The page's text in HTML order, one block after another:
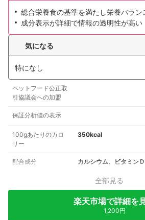
総合栄養食の基準を満たし栄養バラン
成分表示が詳細で情報の透明性が高い
気になる
特になし
ペットフード公正取
引協議会への加盟
保証分析値の表示
100gあたりのカロ
リー
350kcal
配合成分 カルシウム、ビタミンＤ
全部見る
楽天市場で詳細を
1,200円